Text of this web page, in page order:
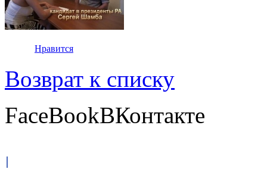
Нравится
Возврат к списку
FaceBookВКонтакте